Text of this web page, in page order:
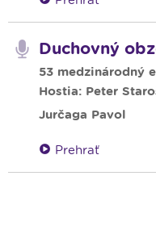
Duchovný
53 medzinárodný
Hostia: Peter
Jurčaga Pavol
Prehrať